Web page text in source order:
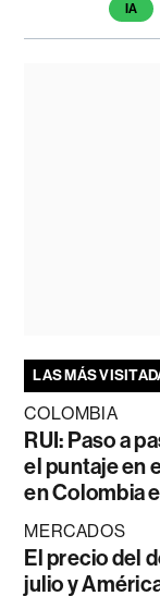
IA
LAS MÁS
COLOMBIA
RUI: Paso a
el puntaje en
en Colombia
MERCADOS
El precio del
julio y